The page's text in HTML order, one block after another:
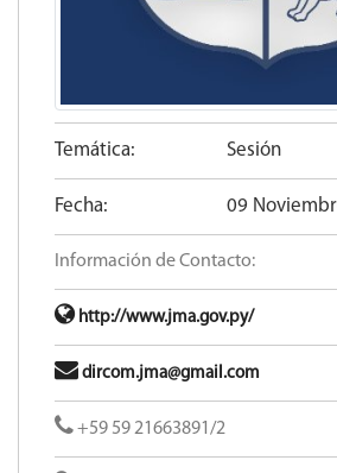
Temática: Sesión
Fecha: 09
Información de Contacto:
http://www.jma.gov.py/
dircom.jma@gmail.com
+59 59 21663891/2